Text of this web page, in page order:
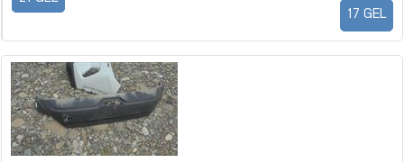
17 GEL